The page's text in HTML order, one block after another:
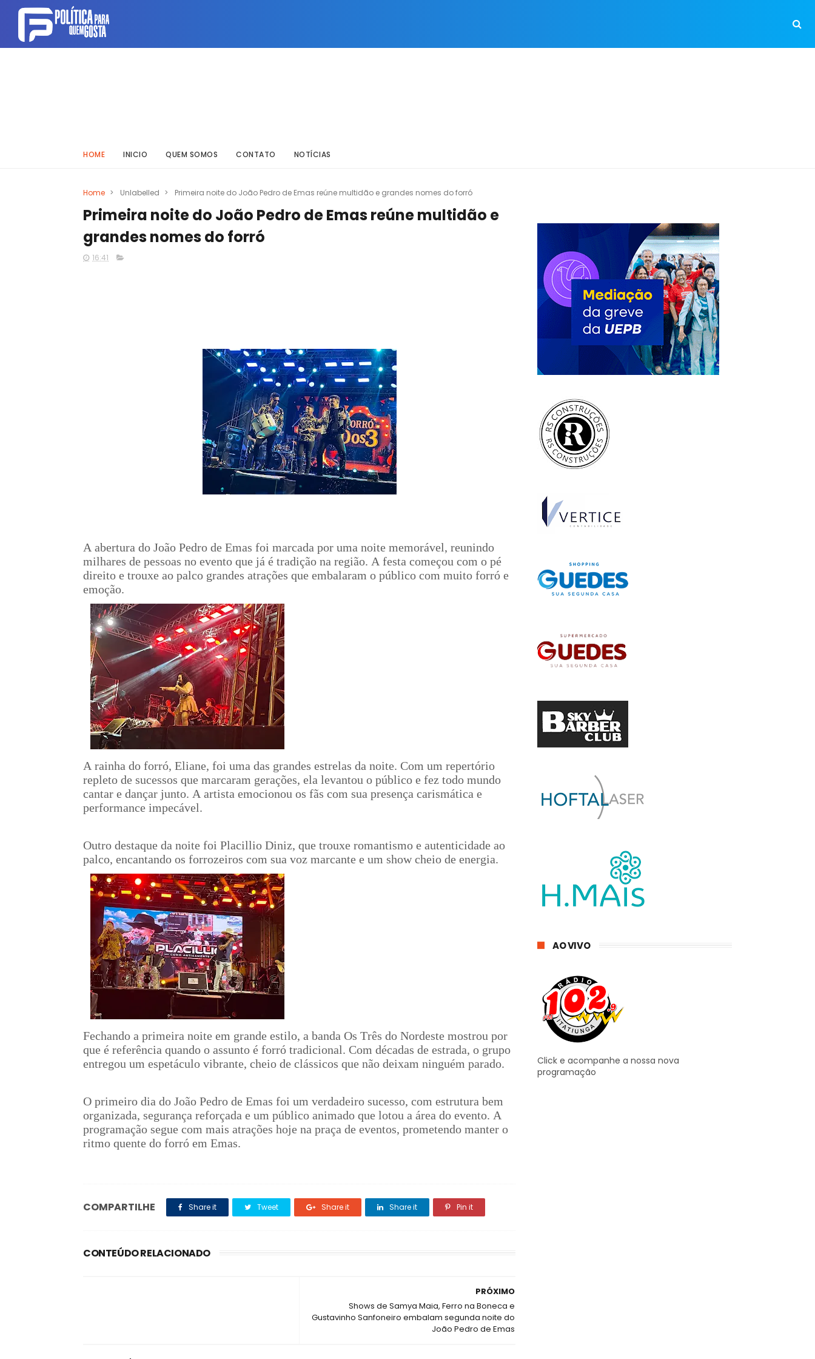
HOME INICIO QUEM SOMOS CONTATO NOTÍCIAS
Home > Unlabelled > Primeira noite do João Pedro de Emas reúne multidão e grandes nomes do forró
Primeira noite do João Pedro de Emas reúne multidão e
grandes nomes do forró
16:41
A abertura do João Pedro de Emas foi marcada por uma noite memorável, reunindo
milhares de pessoas no evento que já é tradição na região. A festa começou com o pé
direito e trouxe ao palco grandes atrações que embalaram o público com muito forró e
emoção.
A rainha do forró, Eliane, foi uma das grandes estrelas da noite. Com um repertório
repleto de sucessos que marcaram gerações, ela levantou o público e fez todo mundo
cantar e dançar junto. A artista emocionou os fãs com sua presença carismática e
performance impecável.
Outro destaque da noite foi Placillio Diniz, que trouxe romantismo e autenticidade ao
palco, encantando os forrozeiros com sua voz marcante e um show cheio de energia.
Fechando a primeira noite em grande estilo, a banda Os Três do Nordeste mostrou por
que é referência quando o assunto é forró tradicional. Com décadas de estrada, o grupo
entregou um espetáculo vibrante, cheio de clássicos que não deixam ninguém parado.
O primeiro dia do João Pedro de Emas foi um verdadeiro sucesso, com estrutura bem
organizada, segurança reforçada e um público animado que lotou a área do evento. A
programação segue com mais atrações hoje na praça de eventos, prometendo manter o
ritmo quente do forró em Emas.
COMPARTILHE Share it Tweet Share it Share it Pin it
CONTEÚDO RELACIONADO
PRÓXIMO
Shows de Samya Maia, Ferro na Boneca e
Gustavinho Sanfoneiro embalam segunda noite do
João Pedro de Emas
AO VIVO
Click e acompanhe a nossa nova
programação